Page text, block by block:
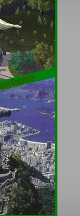
Visitezcliquez ici !
commentaires ou